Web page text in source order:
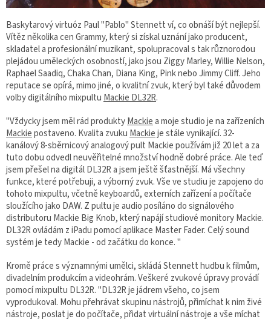
Baskytarový virtuóz Paul "Pablo" Stennett ví, co obnáší být nejlepší.
Vítěz několika cen Grammy, který si získal uznání jako producent,
skladatel a profesionální muzikant, spolupracoval s tak různorodou
plejádou uměleckých osobností, jako jsou Ziggy Marley, Willie Nelson,
Raphael Saadiq, Chaka Chan, Diana King, Pink nebo Jimmy Cliff. Jeho
reputace se opírá, mimo jiné, o kvalitní zvuk, který byl také důvodem
volby digitálního mixpultu Mackie DL32R.
"Vždycky jsem měl rád produktyMackiea moje studio je na zařízeních
Mackiepostaveno. Kvalita zvuku Mackieje stále vynikající. 32-
kanálový 8-sběrnicový analogový pult Mackie používám již 20 let a za
tuto dobu odvedl neuvěřitelné množství hodně dobré práce. Ale teď
jsem přešel na digitál DL32R a jsem ještě šťastnější. Má všechny
funkce, které potřebuji, a výborný zvuk. Vše ve studiu je zapojeno do
tohoto mixpultu, včetně keyboardů, externích zařízení a počítače
sloužícího jako DAW. Z pultu je audio posíláno do signálového
distributoru Mackie Big Knob, který napájí studiové monitory Mackie.
DL32R ovládám z iPadu pomocí aplikace Master Fader. Celý sound
systém je tedy Mackie - od začátku do konce. "
Kromě práce s významnými umělci, skládá Stennett hudbu k filmům,
divadelním produkcím a videohrám. Veškeré zvukové úpravy provádí
pomocí mixpultu DL32R. "DL32R je jádrem všeho, co jsem
vyprodukoval. Mohu přehrávat skupinu nástrojů, přimíchat k nim živé
nástroje, poslat je do počítače, přidat virtuální nástroje a vše míchat